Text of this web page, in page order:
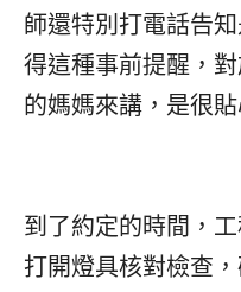
師還特別打電話告
得這種事前提醒，
的媽媽來講，是很
到了約定的時間，
打開燈具核對檢查